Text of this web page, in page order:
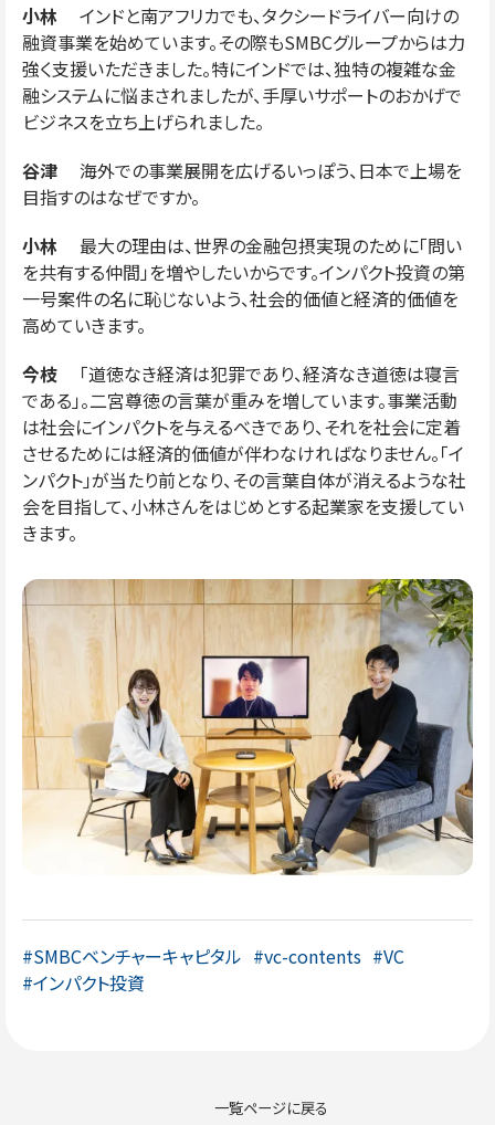
小林
インドと南アフリカでも、タクシードライバー向けの
融資事業を始めています。その際もSMBCグループからは力
強く支援いただきました。特にインドでは、独特の複雑な金
融システムに悩まされましたが、手厚いサポートのおかげで
ビジネスを立ち上げられました。
谷津
海外での事業展開を広げるいっぽう、日本で上場を
目指すのはなぜですか。
小林
最大の理由は、世界の金融包摂実現のために「問い
を共有する仲間」を増やしたいからです。インパクト投資の第
一号案件の名に恥じないよう、社会的価値と経済的価値を
高めていきます。
今枝
「道徳なき経済は犯罪であり、経済なき道徳は寝言
である」。二宮尊徳の言葉が重みを増しています。事業活動
は社会にインパクトを与えるべきであり、それを社会に定着
させるためには経済的価値が伴わなければなりません。「イ
ンパクト」が当たり前となり、その言葉自体が消えるような社
会を目指して、小林さんをはじめとする起業家を支援してい
きます。
#SMBCベンチャーキャピタル #vc-contents #VC
#インパクト投資
一覧ページに戻る